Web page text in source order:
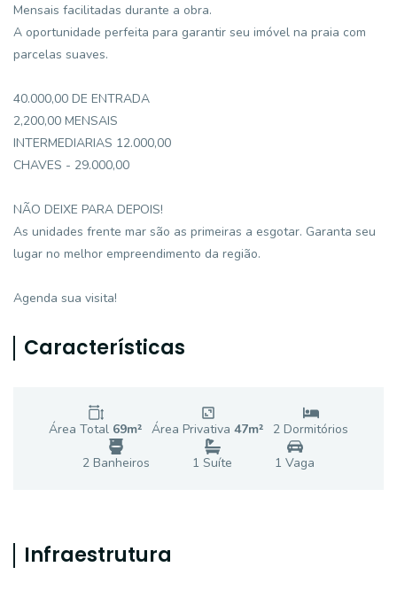
Mensais facilitadas durante a obra.
A oportunidade perfeita para garantir seu imóvel na praia com
parcelas suaves.
40.000,00 DE ENTRADA
2,200,00 MENSAIS
INTERMEDIARIAS 12.000,00
CHAVES - 29.000,00
NÃO DEIXE PARA DEPOIS!
As unidades frente mar são as primeiras a esgotar. Garanta seu
lugar no melhor empreendimento da região.
Agenda sua visita!
Características
Área Total 69m² Área Privativa 47m² 2 Dormitórios
2 Banheiros 1 Suíte 1 Vaga
Infraestrutura